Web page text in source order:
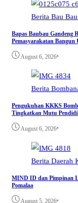
Berita Bau Bau
Bapas Baubau Gandeng
Pemasyarakatan
August 6, 2026•
Berita
Pengukuhan KKKS
Tingkatkan Mutu
August 6, 2026•
Berita Daerah
MIND ID dan Pimpinan
Pomalaa
August 5, 2026•